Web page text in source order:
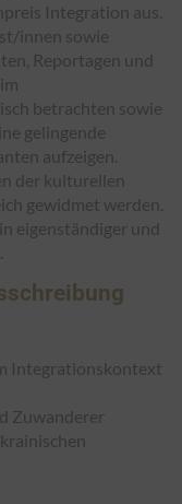
Integration aus.
innen sowie
Reportagen und
betrachten sowie
gelingende
aufzeigen.
der kulturellen
gewidmet werden.
eigenständiger und
Integrationskontext
Zuwanderer